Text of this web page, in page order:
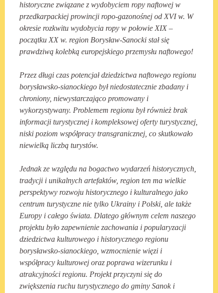
historyczne związane z wydobyciem ropy naftowej w
przedkarpackiej prowincji ropo-gazonośnej od XVI w. W
okresie rozkwitu wydobycia ropy w połowie XIX –
początku XX w. region Borysław-Sanocki stał się
prawdziwą kolebką europejskiego przemysłu naftowego!
Przez długi czas potencjał dziedzictwa naftowego regionu
borysławsko-sianockiego był niedostatecznie zbadany i
chroniony, niewystarczająco promowany i
wykorzystywany. Problemem regionu był również brak
informacji turystycznej i kompleksowej oferty turystycznej,
niski poziom współpracy transgranicznej, co skutkowało
niewielką liczbą turystów.
Jednak ze względu na bogactwo wydarzeń historycznych,
tradycji i unikalnych artefaktów, region ten ma wielkie
perspektywy rozwoju historycznego i kulturalnego jako
centrum turystyczne nie tylko Ukrainy i Polski, ale także
Europy i całego świata. Dlatego głównym celem naszego
projektu było zapewnienie zachowania i popularyzacji
dziedzictwa kulturowego i historycznego regionu
borysławsko-sianockiego, wzmocnienie więzi i
współpracy kulturowej oraz poprawa wizerunku i
atrakcyjności regionu. Projekt przyczyni się do
zwiększenia ruchu turystycznego do gminy Sanok i